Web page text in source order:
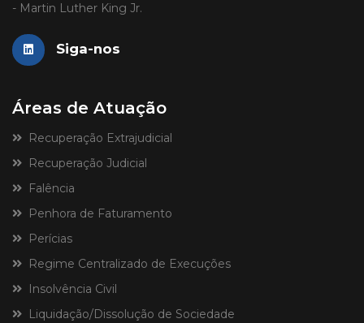
- Martin Luther King Jr.
Siga-nos
Áreas de Atuação
Recuperação Extrajudicial
Recuperação Judicial
Falência
Penhora de Faturamento
Perícias
Regime Centralizado de Execuções
Insolvência Civil
Liquidação/Dissolução de Sociedade